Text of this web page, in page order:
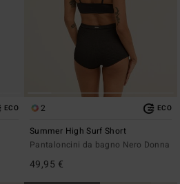
ECO 2 ECO
Summer High Surf Short
Pantaloncini da bagno Nero Donna
49,95 €